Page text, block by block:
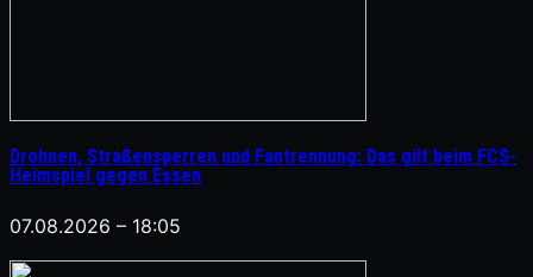
Drohnen, Straßensperren und Fantrennung: Das gilt beim FCS-
Heimspiel gegen Essen
07.08.2026 – 18:05